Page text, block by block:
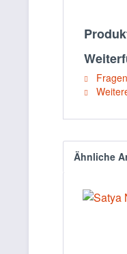
Ähnliche